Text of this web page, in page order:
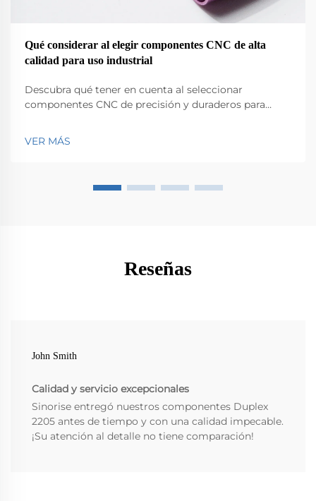
Qué considerar al elegir componentes CNC de alta
calidad para uso industrial
Descubra qué tener en cuenta al seleccionar
componentes CNC de precisión y duraderos para
las tolerancias, los recubrimientos y el cumplimiento
afectan el rendimiento y la confiabilidad. Obtenga
VER MÁS
Reseñas
John Smith
Calidad y servicio excepcionales
Sinorise entregó nuestros componentes Duplex
2205 antes de tiempo y con una calidad impecable.
¡Su atención al detalle no tiene comparación!